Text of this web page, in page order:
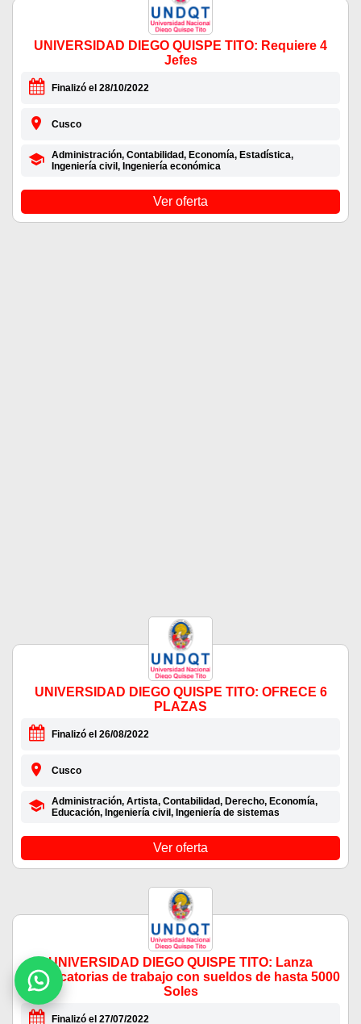
UNIVERSIDAD DIEGO QUISPE TITO: Requiere 4
Jefes
Finalizó el 28/10/2022
Cusco
Administración, Contabilidad, Economía, Estadística,
Ingeniería civil, Ingeniería económica
Ver oferta
UNIVERSIDAD DIEGO QUISPE TITO: OFRECE 6
PLAZAS
Finalizó el 26/08/2022
Cusco
Administración, Artista, Contabilidad, Derecho, Economía,
Educación, Ingeniería civil, Ingeniería de sistemas
Ver oferta
UNIVERSIDAD DIEGO QUISPE TITO: Lanza
convocatorias de trabajo con sueldos de hasta 5000
Soles
Finalizó el 27/07/2022